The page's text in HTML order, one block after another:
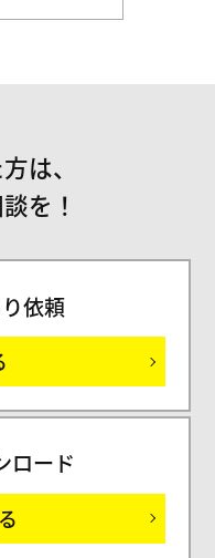
は、
を！
依頼
ロード